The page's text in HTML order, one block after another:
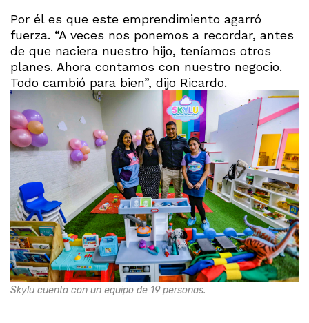
Por él es que este emprendimiento agarró
fuerza. “A veces nos ponemos a recordar, antes
de que naciera nuestro hijo, teníamos otros
planes. Ahora contamos con nuestro negocio.
Todo cambió para bien”, dijo Ricardo.
Skylu cuenta con un equipo de 19 personas.